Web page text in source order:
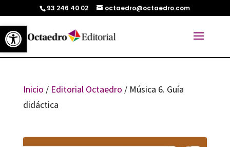
Abrir barra de herramientas
93 246 40 02 octaedro@octaedro.com
Inicio / Editorial Octaedro / Música 6. Guía
didáctica